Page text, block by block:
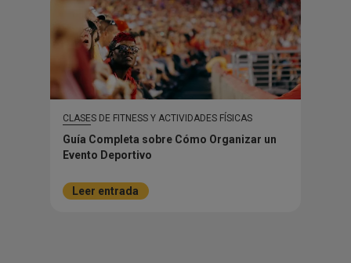
CLASES DE FITNESS Y ACTIVIDADES FÍSICAS
Guía Completa sobre Cómo Organizar un
Evento Deportivo
Leer entrada